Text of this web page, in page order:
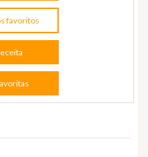
favoritos